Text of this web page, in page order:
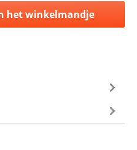
het winkelmandje